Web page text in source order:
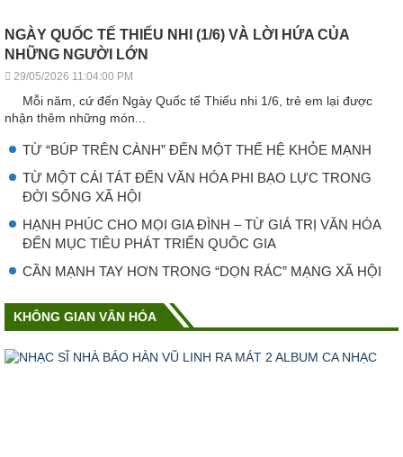
NGÀY QUỐC TẾ THIẾU NHI (1/6) VÀ LỜI HỨA CỦA
NHỮNG NGƯỜI LỚN
29/05/2026 11:04:00 PM
Mỗi năm, cứ đến Ngày Quốc tế Thiếu nhi 1/6, trẻ em lại được
nhận thêm những món...
TỪ “BÚP TRÊN CÀNH” ĐẾN MỘT THẾ HỆ KHỎE MẠNH
TỪ MỘT CÁI TÁT ĐẾN VĂN HÓA PHI BẠO LỰC TRONG
ĐỜI SỐNG XÃ HỘI
HẠNH PHÚC CHO MỌI GIA ĐÌNH – TỪ GIÁ TRỊ VĂN HÓA
ĐẾN MỤC TIÊU PHÁT TRIỂN QUỐC GIA
CẦN MẠNH TAY HƠN TRONG “DỌN RÁC” MẠNG XÃ HỘI
KHÔNG GIAN VĂN HÓA